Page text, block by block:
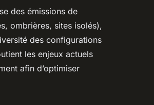
des émissions de
ombrières, sites isolés),
des configurations
les enjeux actuels
afin d’optimiser